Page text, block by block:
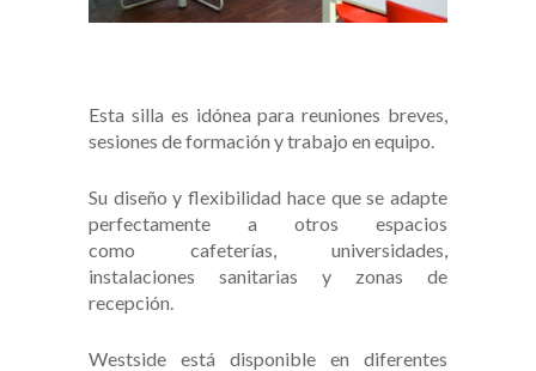
Esta silla es idónea para reuniones breves,
sesiones de formación y trabajo en equipo.
Su diseño y flexibilidad hace que se adapte
perfectamente a otros espacios
como cafeterías, universidades,
instalaciones sanitarias y zonas de
recepción.
Westside está disponible en diferentes